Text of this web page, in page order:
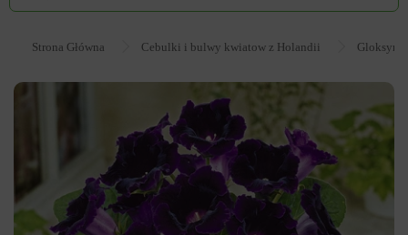
Strona Główna Cebulki i bulwy kwiatow z Holandii Gloksynia